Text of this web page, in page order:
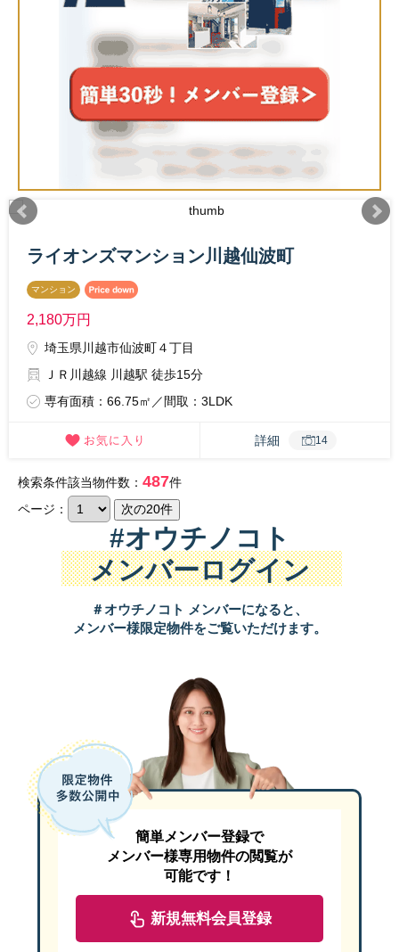
ライオンズマンション川越仙波町
マンション
2,180万円
埼玉県川越市仙波町４丁目
ＪＲ川越線 川越駅 徒歩15分
専有面積：66.75㎡／間取：3LDK
詳細 14
検索条件該当物件数： 487件
ページ：
#オウチノコト
メンバーログイン
＃オウチノコト メンバーになると、
メンバー様限定物件をご覧いただけます。
簡単メンバー登録で
メンバー様専用物件の閲覧が
可能です！
新規無料会員登録